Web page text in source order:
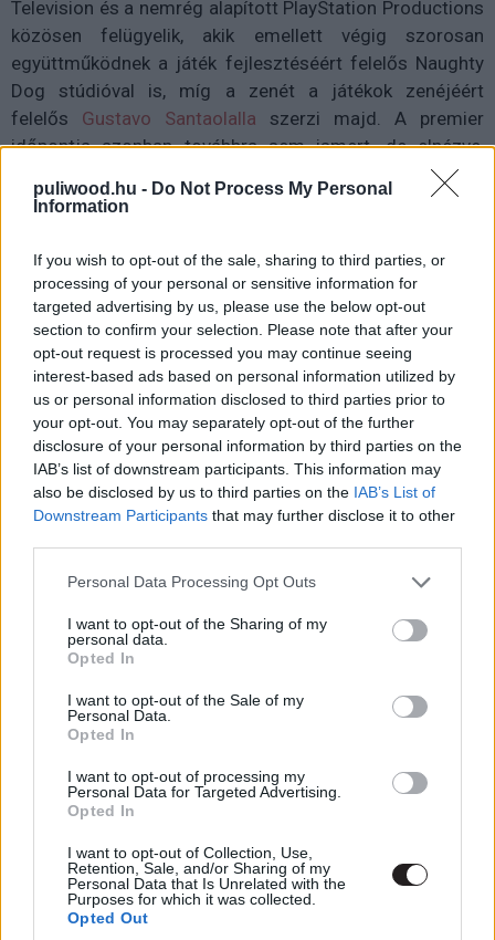
puliwood.hu - Do Not Process My Personal
Information
If you wish to opt-out of the sale, sharing to third parties, or
processing of your personal or sensitive information for
targeted advertising by us, please use the below opt-out
section to confirm your selection. Please note that after your
opt-out request is processed you may continue seeing
interest-based ads based on personal information utilized by
us or personal information disclosed to third parties prior to
your opt-out. You may separately opt-out of the further
disclosure of your personal information by third parties on the
IAB’s list of downstream participants. This information may
also be disclosed by us to third parties on the IAB’s List of
Downstream Participants that may further disclose it to other
Please note that this website/app uses one or more Google
not limited to your visit or usage behaviour. You may click to
grant or deny consent to Google and its third-party tags to
use your data for below specified purposes in below Google
consent section.
Personal Data Processing Opt Outs
I want to opt-out of the Sharing of my
personal data.
Opted In
I want to opt-out of the Sale of my
Personal Data.
Opted In
I want to opt-out of processing my
Personal Data for Targeted Advertising.
Opted In
I want to opt-out of Collection, Use,
Retention, Sale, and/or Sharing of my
Personal Data that Is Unrelated with the
Purposes for which it was collected.
Opted Out
Television és a nemrég alapított PlayStation Productions
közösen felügyelik, akik emellett végig szorosan
együttműködnek a játék fejlesztéséért felelős Naughty
Dog stúdióval is, míg a zenét a játékok zenéjéért
felelős Gustavo Santaolalla szerzi majd. A premier
időpontja azonban továbbra sem ismert, de elnézve,
hogy mikor fejeződik be a forgatás, 2022 év vége előtt
ne számítsunk rá.
Címkék: #the last of us #hbo #play station
dog
#diego luna #tommy #pedro pascal
Az újjászületett Nezha - Kritika
Cyberpunkba csomagolt kínai mítosz? Jöhet!
Tudvalevő, hogy az anime nagy népszerűségnek örvend
rajzfilmgyártásáról sokkal kevesebb szó esik, pedig Az
újjászületett Nezha című Netflix-animáció korántsem